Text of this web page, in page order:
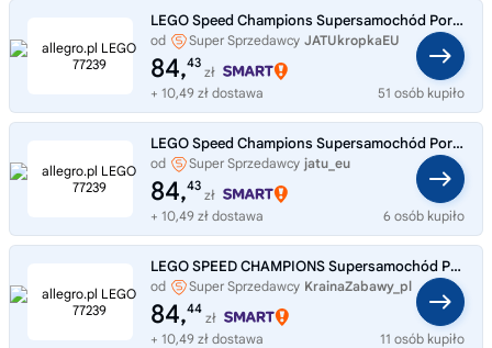
LEGO Speed Champions Supersamochód Porsche 911 GT3 RS 77239
od Super Sprzedawcy JATUkropkaEU
84,43
zł
+ 10,49 zł dostawa
51 osób kupiło
LEGO Speed Champions Supersamochód Porsche 911 GT3 RS 77239
od Super Sprzedawcy jatu_eu
84,43
zł
+ 10,49 zł dostawa
6 osób kupiło
LEGO SPEED CHAMPIONS Supersamochód Porsche 911 GT3 RS 77239
od Super Sprzedawcy KrainaZabawy_pl
84,44
zł
+ 10,49 zł dostawa
11 osób kupiło